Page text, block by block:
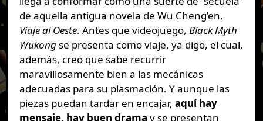
de aquella antigua novela de Wu Cheng’en,
Viaje al Oeste. Antes que videojuego, Black Myth
Wukongse presenta como viaje, ya digo, el cual,
además, creo que sabe recurrir
maravillosamente bien a las mecánicas
adecuadas para su plasmación. Y aunque las
piezas puedan tardar en encajar, aquí hay
mensaje, hay buen drama y se presentan